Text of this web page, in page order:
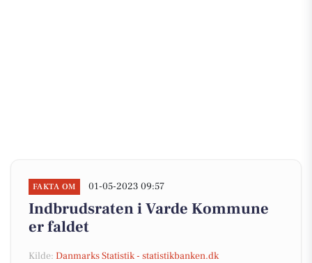
FAKTA OM 01-05-2023 09:57
Indbrudsraten i Varde Kommune
er faldet
Kilde: Danmarks Statistik - statistikbanken.dk